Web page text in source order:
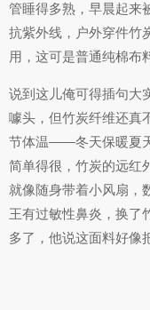
管睡得多熟，早晨起来
抗紫外线，户外穿件竹
用，这可是普通纯棉布
说到这儿俺可得插句大
噱头，但竹炭纤维还真
节体温——冬天保暖夏
简单得很，竹炭的远红
就像随身带着小风扇，
王有过敏性鼻炎，换了
多了，他说这面料好像